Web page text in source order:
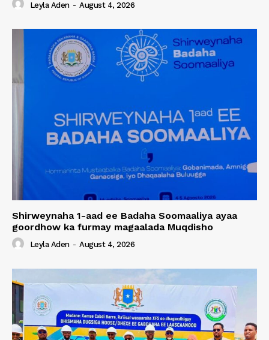
Leyla Aden - August 4, 2026
Shirweynaha 1-aad ee Badaha Soomaaliya ayaa
goordhow ka furmay magaalada Muqdisho
Leyla Aden - August 4, 2026